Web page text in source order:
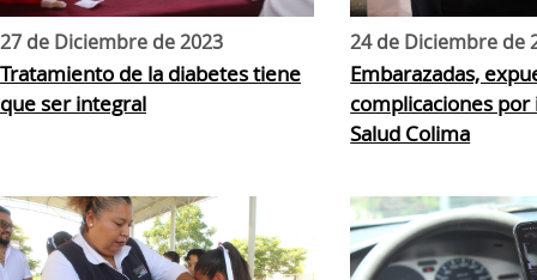
27 de Diciembre de 2023
Tratamiento de la diabetes tiene
que ser integral
24 de Diciembre de
Embarazadas,
complicaciones
Salud Colima